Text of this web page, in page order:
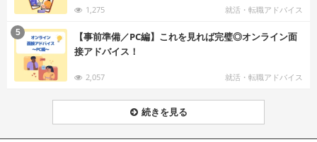
1,275 就活・転職アドバイス
【事前準備／PC編】これを見れば完璧◎オンライン面
接アドバイス！
2,057 就活・転職アドバイス
5
続きを見る